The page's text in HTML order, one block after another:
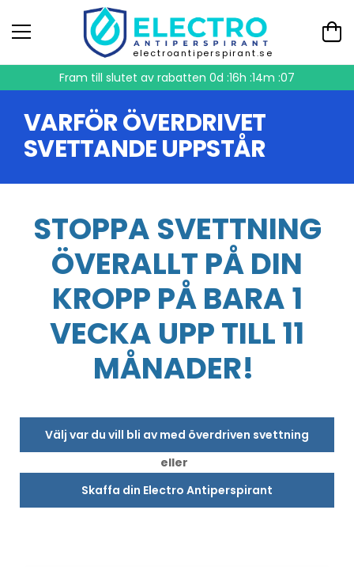
electroantiperspirant.se
Fram till slutet av rabatten 0d :16h :14m :07
VARFÖR ÖVERDRIVET
SVETTANDE UPPSTÅR
STOPPA SVETTNING
ÖVERALLT PÅ DIN
KROPP PÅ BARA 1
VECKA UPP TILL 11
MÅNADER!
Välj var du vill bli av med överdriven svettning
eller
Skaffa din Electro Antiperspirant